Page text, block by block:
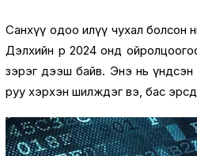
Санхүү одоо илүү чухал болсон
Дэлхийн өр 2024 онд
зэрэг дээш байв. Энэ нь үндсэн
руу хэрхэн шилждэг вэ, бас